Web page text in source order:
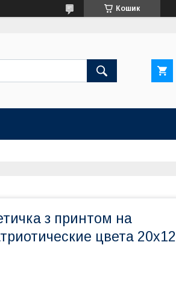
Кошик
з принтом на
цвета 20х12